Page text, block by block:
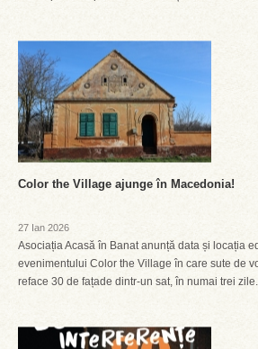
Color the Village ajunge în Macedonia!
27 Ian 2026
Asociația Acasă în Banat anunță data și locația
evenimentului Color the Village în care sute de
reface 30 de fațade dintr-un sat, în numai trei